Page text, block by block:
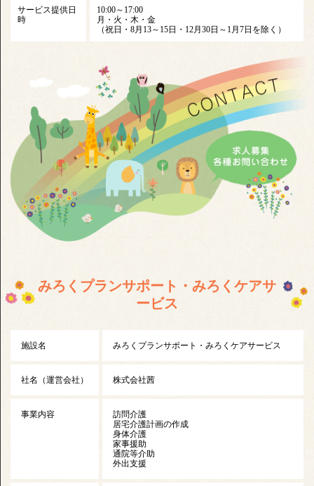
サービス提供日
時
10:00～17:00
月・火・木・金
（祝日・8月13～15日・12月30日～1月7日を除く）
みろくプランサポート・みろくケアサ
ービス
施設名 みろくプランサポート・みろくケアサービス
社名（運営会社） 株式会社茜
事業内容
訪問介護
居宅介護計画の作成
身体介護
家事援助
通院等介助
外出支援